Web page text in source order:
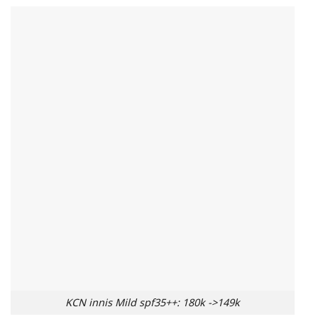
KCN innis Mild spf35++: 180k ->149k